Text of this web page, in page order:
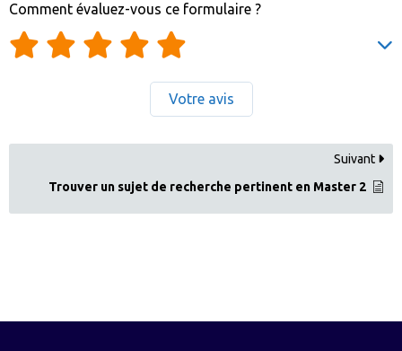
Comment évaluez-vous ce formulaire ?
Votre avis
Suivant
Trouver un sujet de recherche pertinent en Master 2